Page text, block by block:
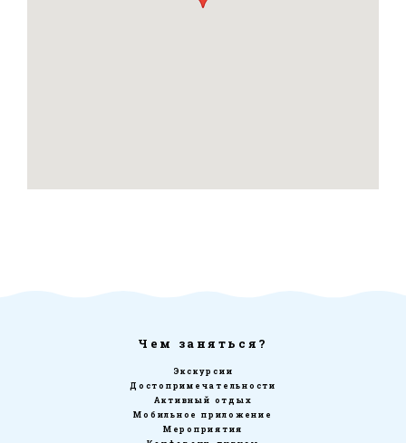
Чем заняться?
Экскурсии
Достопримечательности
Активный отдых
Мобильное приложение
Мероприятия